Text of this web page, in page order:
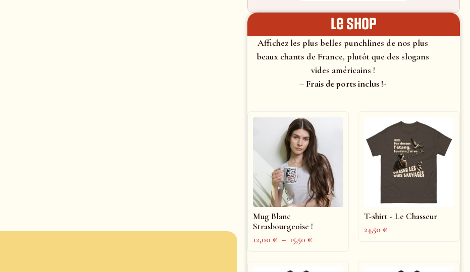
le shop
Affichez les plus belles punchlines de nos plus
beaux chants de France, plutôt que des slogans
vides américains !
– Frais de ports inclus !-
Mug Blanc
Strasbourgeoise !
12,00€ – 15,50€
T-shirt - Le Chasseur
24,50€